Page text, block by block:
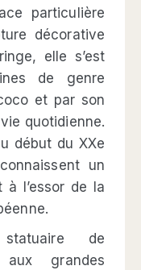
particulière
décorative
elle s’est
de genre
et par son
quotidienne.
début du XXe
un
à l’essor de la
de
aux grandes